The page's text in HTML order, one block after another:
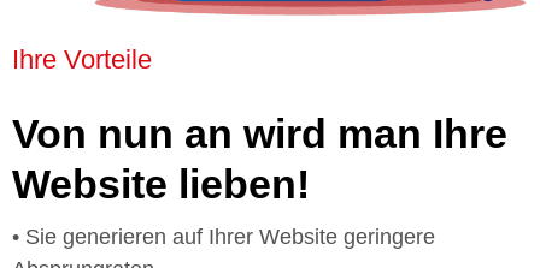
Ihre Vorteile
Von nun an wird man Ihre
Website lieben!
• Sie generieren auf Ihrer Website geringere